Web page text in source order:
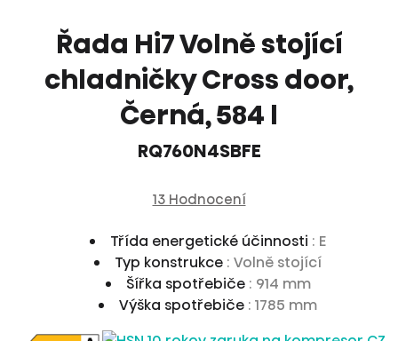
Řada Hi7 Volně stojící
chladničky Cross door,
Černá, 584 l
RQ760N4SBFE
13 Hodnocení
Třída energetické účinnosti : E
Typ konstrukce : Volně stojící
Šířka spotřebiče : 914 mm
Výška spotřebiče : 1785 mm